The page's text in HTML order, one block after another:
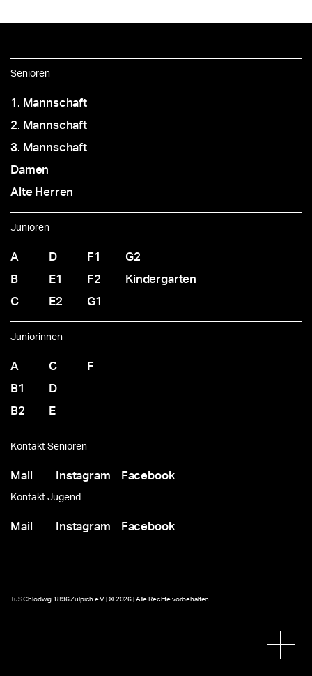
Senioren
1. Mannschaft
2. Mannschaft
3. Mannschaft
Damen
Alte Herren
Junioren
A
B
C
D
E1
E2
F1
F2
G1
G2
Kindergarten
Juniorinnen
A
B1
B2
C
D
E
F
Kontakt Senioren
Mail Instagram Facebook
Kontakt Jugend
Mail Instagram Facebook
TuS Chlodwig 1896 Zülpich e.V. | © 2026 | Alle Rechte vorbehalten